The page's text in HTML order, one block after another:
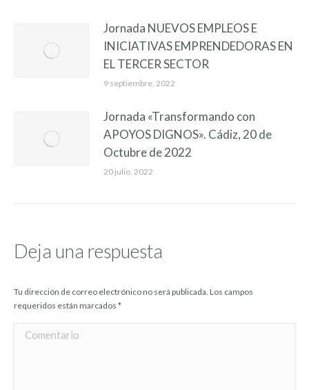
Jornada NUEVOS EMPLEOS E
INICIATIVAS EMPRENDEDORAS EN
EL TERCER SECTOR
9 septiembre, 2022
Jornada «Transformando con
APOYOS DIGNOS». Cádiz, 20 de
Octubre de 2022
20 julio, 2022
Deja una respuesta
Tu dirección de correo electrónico no será publicada. Los campos
requeridos están marcados *
Comentario